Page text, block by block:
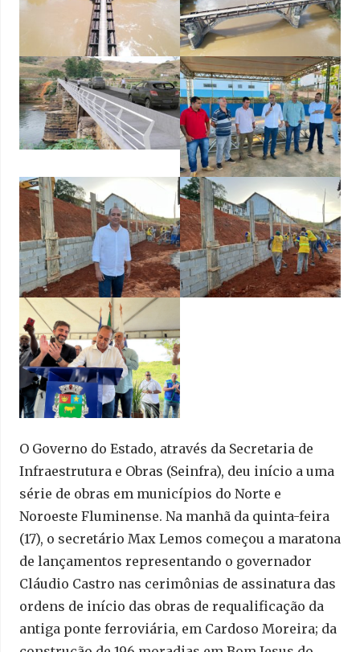
O Governo do Estado, através da Secretaria de
Infraestrutura e Obras (Seinfra), deu início a uma
série de obras em municípios do Norte e
Noroeste Fluminense. Na manhã da quinta-feira
(17), o secretário Max Lemos começou a maratona
de lançamentos representando o governador
Cláudio Castro nas cerimônias de assinatura das
ordens de início das obras de requalificação da
antiga ponte ferroviária, em Cardoso Moreira; da